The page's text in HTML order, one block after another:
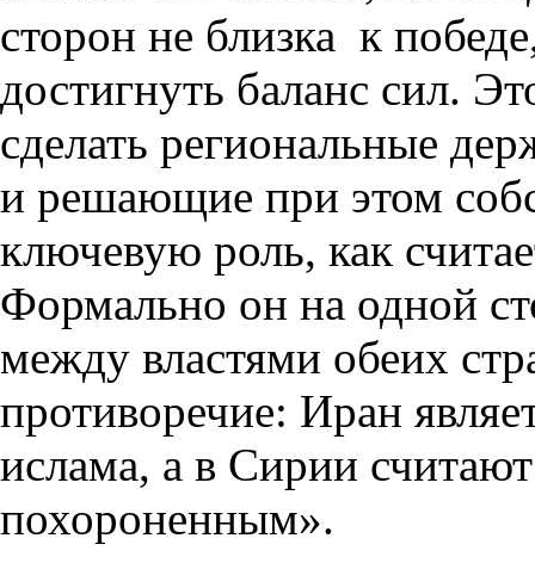
сторон не близка к
достигнуть баланс сил.
сделать региональные
и решающие при этом
ключевую роль, как
Формально он на одной
между властями обеих
противоречие: Иран
ислама, а в Сирии
похороненным».